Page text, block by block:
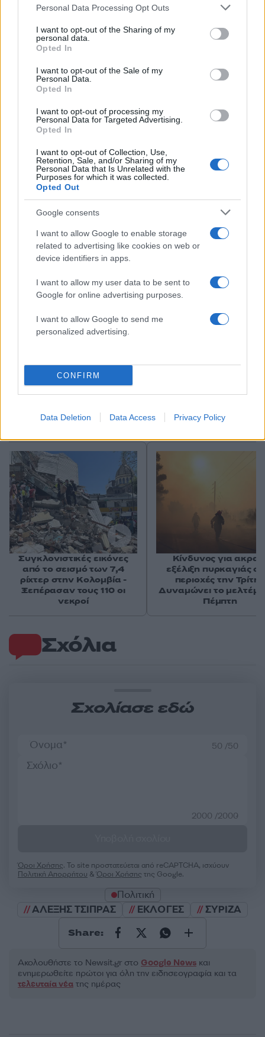
Please note that this website/app uses one or more Google
not limited to your visit or usage behaviour. You may click to
grant or deny consent to Google and its third-party tags to
use your data for below specified purposes in below Google
consent section.
Personal Data Processing Opt Outs
I want to opt-out of the Sharing of my
personal data.
Opted In
I want to opt-out of the Sale of my
Personal Data.
Opted In
I want to opt-out of processing my
Personal Data for Targeted Advertising.
Opted In
I want to opt-out of Collection, Use,
Retention, Sale, and/or Sharing of my
Personal Data that Is Unrelated with the
Purposes for which it was collected.
Opted Out
Google consents
I want to allow Google to enable storage
related to advertising like cookies on web or
device identifiers in apps.
I want to allow my user data to be sent to
Google for online advertising purposes.
I want to allow Google to send me
personalized advertising.
CONFIRM
Data Deletion Data Access Privacy Policy
Στην Κουμουνδούρου, πάντως, οι συζητήσεις για
την επόμενη ημέρα φαίνεται πως εντείνονται.
Ανάμεσα στην ανάγκη ενότητας, την πίεση των
δημοσκοπήσεων και την κινητικότητα γύρω από
τον Αλέξη Τσίπρα, ο ΣΥΡΙΖΑ καλείται να
απαντήσει όχι μόνο με ποιον θα πορευθεί, αλλά
και με ποια μορφή θα διεκδικήσει ρόλο στον νέο
πολιτικό χάρτη.
ΔΙΑΦΗΜΙΣΗ
Σχόλια
Σχολίασε εδώ
50 /50
2000 /2000
Όροι Χρήσης. Το site προστατεύεται από reCAPTCHA, ισχύουν
Πολιτική Απορρήτου &Όροι Χρήσης της Google.
Πολιτική
ΑΛΕΞΗΣ ΤΣΙΠΡΑΣ
ΕΚΛΟΓΕΣ ΣΥΡΙΖΑ
Share:
Ακολουθήστε το Νewsit.gr στο Google News και
ενημερωθείτε πρώτοι για όλη την ειδησεογραφία και τα
τελευταία νέα της ημέρας
Συγκλονιστικές εικόνες
από το σεισμό των 7,4
ρίχτερ στην Κολομβία -
Ξεπέρασαν τους 110 οι
νεκροί
Κίνδυνος για
εξέλιξη πυρκαγιάς
περιοχές την Τρίτη -
Δυναμώνει το μελτέμι
Πέμπτη